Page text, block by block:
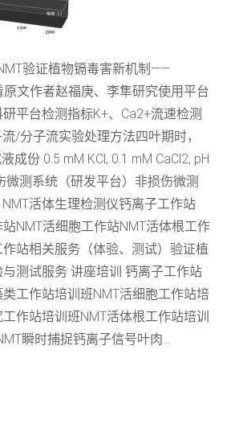
验证植物镉毒害新机制——
原文作者赵福庚、李隼研究使用平台
平台检测指标K+、Ca2+流速检测
/分子流实验处理方法四叶期时，
成份 0.5 mM KCl, 0.1 mM CaCl2, pH
微测系统（研发平台）非损伤微测
活体生理检测仪钙离子工作站
NMT活细胞工作站NMT活体根工作
站相关服务（体验、测试）验证植
测试服务 讲座培训 钙离子工作站
工作站培训班NMT活细胞工作站培
作站培训班NMT活体根工作站培训
瞬时捕捉钙离子信号叶肉...